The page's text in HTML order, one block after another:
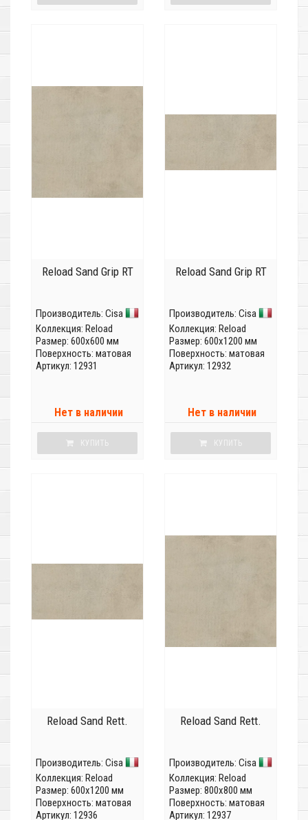
Reload Sand Grip RT
Производитель: Cisa
Коллекция: Reload
Размер: 600x600 мм
Поверхность: матовая
Артикул: 12931
Нет в наличии
КУПИТЬ
Reload Sand Grip RT
Производитель: Cisa
Коллекция: Reload
Размер: 600x1200 мм
Поверхность: матовая
Артикул: 12932
Нет в наличии
КУПИТЬ
Reload Sand Rett.
Производитель: Cisa
Коллекция: Reload
Размер: 600x1200 мм
Поверхность: матовая
Артикул: 12936
Reload Sand Rett.
Производитель: Cisa
Коллекция: Reload
Размер: 800x800 мм
Поверхность: матовая
Артикул: 12937